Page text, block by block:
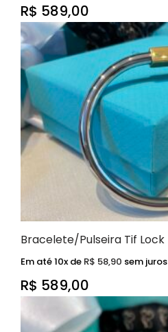
R$ 589,00
Bracelete/Pulseira Tif Lock
R$ 589,00
Em até 10x de R$ 58,90 sem juros